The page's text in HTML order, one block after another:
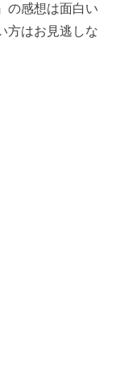
の感想は面白い
方はお見逃しな